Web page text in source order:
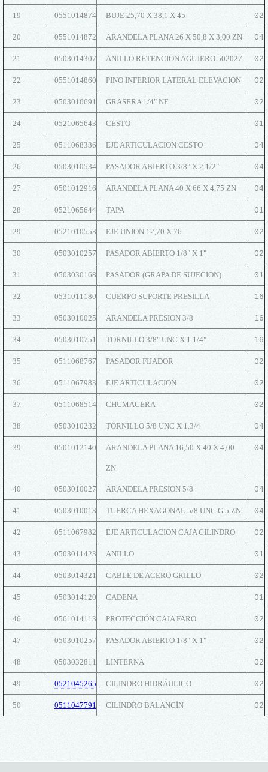
19 0551014874 BUJE 25,70 X 38,1 X 45 02
20 0551014872 ARANDELA PLANA 26 X 50,8 X 3,00 ZN 04
21 0503014307 ANILLO RETENCION AGUJERO 502027 02
22 0551014860 PINO INFERIOR LATERAL ELEVACIÓN 02
23 0503010691 GRASERA 1/4" NF 02
24 0521065643 CESTO 01
25 0511068336 EJE ARTICULACION CESTO 04
26 0503010534 PASADOR ABIERTO 3/8" X 2.1/2" 04
27 0501012916 ARANDELA PLANA 40 X 66 X 4,75 ZN 04
28 0521065644 TAPA 01
29 0521010553 EJE UNION 12,70 X 76 02
30 0503010257 PASADOR ABIERTO 1/8" X 1" 02
31 0503030168 PASADOR (GRAPA DE SUJECION) 01
32 0531011180 CUERPO SUPORTE PRESILLA 16
33 0503010025 ARANDELA PRESION 3/8 16
34 0503010751 TORNILLO 3/8" UNC X 1.1/4" 16
35 0511068767 PASADOR FIJADOR 02
36 0511067983 EJE ARTICULACION 02
37 0511068514 CHUMACERA 02
38 0503010232 TORNILLO 5/8 UNC X 1.3/4 04
39 0501012140 ARANDELA PLANA 16,50 X 40 X 4,00
ZN
04
40 0503010027 ARANDELA PRESION 5/8 04
41 0503010013 TUERCA HEXAGONAL 5/8 UNC G.5 ZN 04
42 0511067982 EJE ARTICULACION CAJA CILINDRO 02
43 0503011423 ANILLO 01
44 0503014321 CABLE DE ACERO GRILLO 02
45 0503014120 CADENA 01
46 0561014113 PROTECCIÓN CAJA FARO 02
47 0503010257 PASADOR ABIERTO 1/8" X 1" 02
48 0503032811 LINTERNA 02
49 0521045265 CILINDRO HIDRÁULICO 02
50 0511047791 CILINDRO BALANCÍN 02